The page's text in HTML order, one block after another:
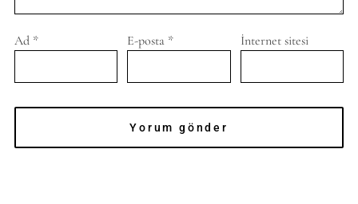
Ad * E-posta * İnternet sitesi